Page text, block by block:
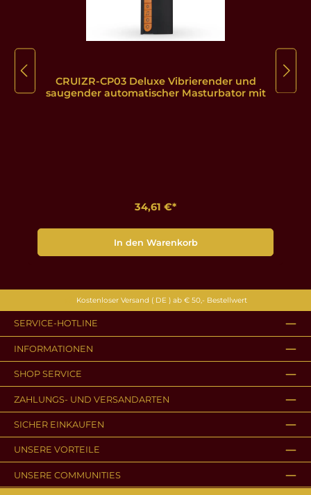
CRUIZR-CP03 Deluxe Vibrierender und
saugender automatischer Masturbator mit
34,61 €*
In den Warenkorb
Kostenloser Versand ( DE ) ab € 50,- Bestellwert
SERVICE-HOTLINE
INFORMATIONEN
SHOP SERVICE
ZAHLUNGS- UND VERSANDARTEN
SICHER EINKAUFEN
UNSERE VORTEILE
UNSERE COMMUNITIES